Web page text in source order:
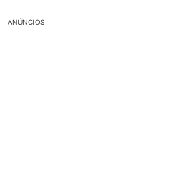
ANÚNCIOS